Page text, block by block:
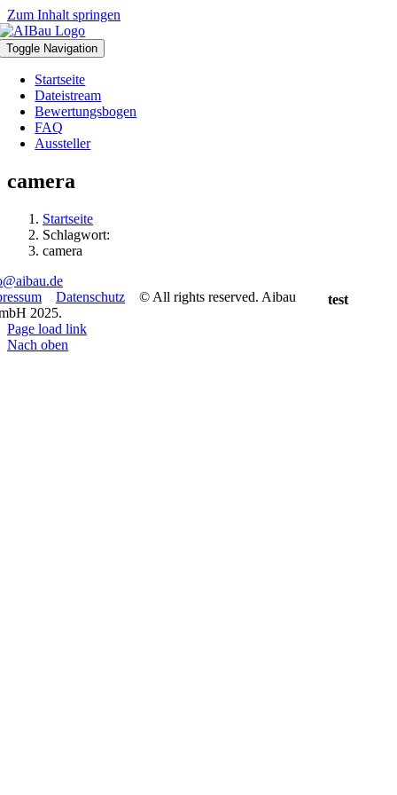
Zum Inhalt springen
Toggle Navigation
Startseite
Dateistream
Bewertungsbogen
FAQ
Aussteller
camera
Startseite
Schlagwort:
camera
test
Datenschutz © All rights reserved. Aibau
2025.
Page load link
Nach oben